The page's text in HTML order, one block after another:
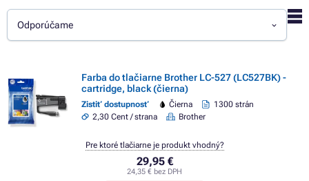
Odporúčame
Farba do tlačiarne Brother LC-527 (LC527BK) -
cartridge, black (čierna)
Zistiť dostupnosť Čierna
1300 strán
2,30 Cent / strana
Brother
29,95 €
24,35 € bez DPH
Pre ktoré tlačiarne je produkt vhodný?